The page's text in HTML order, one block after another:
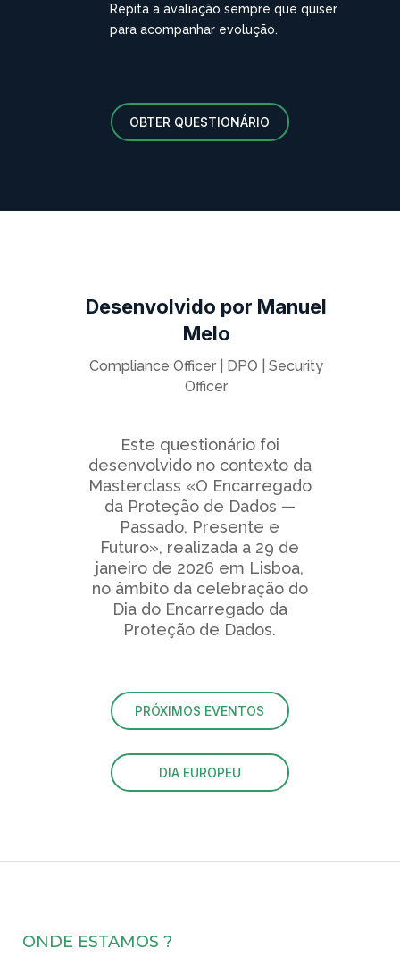
Repita a avaliação sempre que quiser
para acompanhar evolução.
OBTER QUESTIONÁRIO
Desenvolvido por Manuel
Melo
Compliance Officer | DPO | Security
Officer
Este questionário foi
desenvolvido no contexto da
Masterclass «O Encarregado
da Proteção de Dados —
Passado, Presente e
Futuro», realizada a 29 de
janeiro de 2026 em Lisboa,
no âmbito da celebração do
Dia do Encarregado da
Proteção de Dados.
PRÓXIMOS EVENTOS
DIA EUROPEU
ONDE ESTAMOS ?